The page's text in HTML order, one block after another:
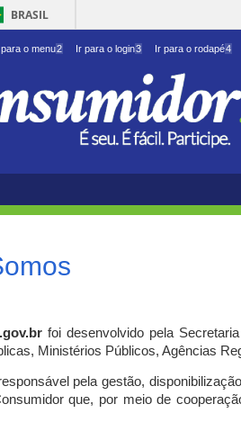
BRASIL
o menu2 Ir para o login3 Ir para o rodapé4
foi desenvolvido pela
Ministérios Públicos, Agências
pela gestão,
que, por meio de